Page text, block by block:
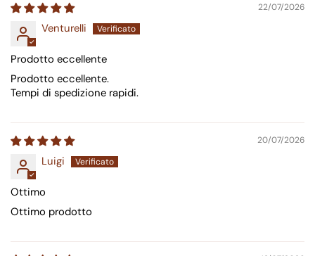
22/07/2026
Venturelli
Prodotto eccellente
Prodotto eccellente.
Tempi di spedizione rapidi.
20/07/2026
Luigi
Ottimo
Ottimo prodotto